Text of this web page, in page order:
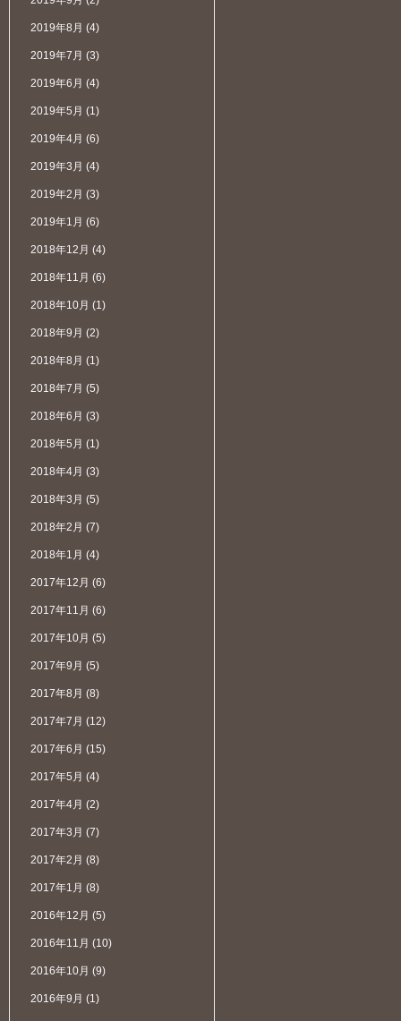
2019年8月 (4)
2019年7月 (3)
2019年6月 (4)
2019年5月 (1)
2019年4月 (6)
2019年3月 (4)
2019年2月 (3)
2019年1月 (6)
2018年12月 (4)
2018年11月 (6)
2018年10月 (1)
2018年9月 (2)
2018年8月 (1)
2018年7月 (5)
2018年6月 (3)
2018年5月 (1)
2018年4月 (3)
2018年3月 (5)
2018年2月 (7)
2018年1月 (4)
2017年12月 (6)
2017年11月 (6)
2017年10月 (5)
2017年9月 (5)
2017年8月 (8)
2017年7月 (12)
2017年6月 (15)
2017年5月 (4)
2017年4月 (2)
2017年3月 (7)
2017年2月 (8)
2017年1月 (8)
2016年12月 (5)
2016年11月 (10)
2016年10月 (9)
2016年9月 (1)